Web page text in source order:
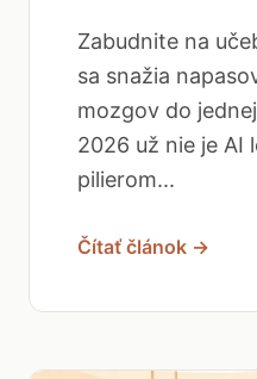
Zabudnite na
sa snažia
mozgov do
2026 už nie je AI
pilierom...
Čítať článok →